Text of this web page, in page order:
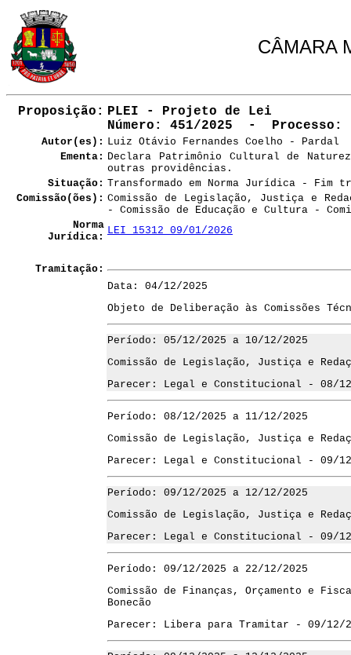
CÂMARA
Proposição: PLEI - Projeto de Lei
Número : 451/2025 - Processo:
Autor(es): Luiz Otávio Fernandes Coelho - Pardal
Ementa: Declara Patrimônio Cultural de
outras providências.
Situação: Transformado em Norma Jurídica - Fim
Comissão(ões): Comissão de Legislação, Justiça e
- Comissão de Educação e Cultura -
Norma
Jurídica:
LEI 15312 09/01/2026
Tramitação:
Data: 04/12/2025
Objeto de Deliberação às Comissões
Período: 05/12/2025 a 10/12/2025
Comissão de Legislação, Justiça e
Parecer: Legal e Constitucional - 08/
Período: 08/12/2025 a 11/12/2025
Comissão de Legislação, Justiça e
Parecer: Legal e Constitucional - 09/
Período: 09/12/2025 a 12/12/2025
Comissão de Legislação, Justiça e
Parecer: Legal e Constitucional - 09/
Período: 09/12/2025 a 22/12/2025
Comissão de Finanças, Orçamento e
Bonecão
Parecer: Libera para Tramitar - 09/12/